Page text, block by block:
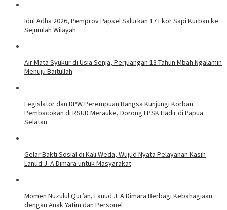
Idul Adha 2026, Pemprov Papsel Salurkan 17 Ekor Sapi Kurban ke
Sejumlah Wilayah
Air Mata Syukur di Usia Senja, Perjuangan 13 Tahun Mbah Ngalamin
Menuju Baitullah
Legislator dan DPW Perempuan Bangsa Kunjungi Korban
Pembacokan di RSUD Merauke, Dorong LPSK Hadir di Papua
Selatan
Gelar Bakti Sosial di Kali Weda, Wujud Nyata Pelayanan Kasih
Lanud J. A Dimara untuk Masyarakat
Momen Nuzulul Qur’an, Lanud J. A Dimara Berbagi Kebahagiaan
dengan Anak Yatim dan Personel